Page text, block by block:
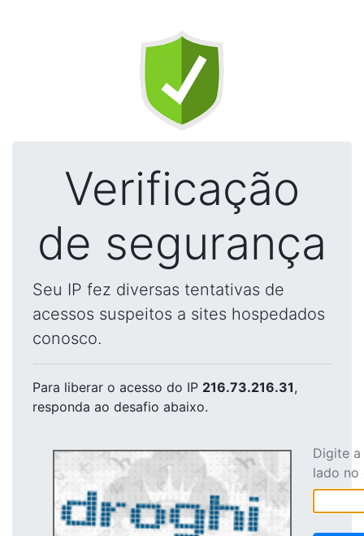
Verificação
de segurança
Seu IP fez diversas tentativas de
acessos suspeitos a sites hospedados
conosco.
Para liberar o acesso do IP 216.73.216.31,
responda ao desafio abaixo.
Digite
lado no